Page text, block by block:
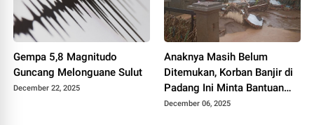
Gempa 5,8 Magnitudo
Guncang Melonguane Sulut
December 22, 2025
Anaknya Masih Belum
Ditemukan, Korban Banjir di
Padang Ini Minta Bantuan
Presiden
December 06, 2025